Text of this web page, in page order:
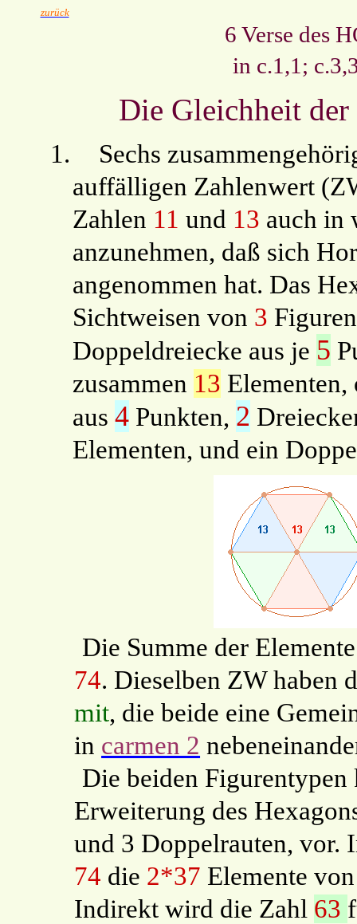
zurück
6 Verse des
in c.1,1;
Die Gleichheit
1.
Sechs
auffälligen Zahlenwert
Zahlen 11 und 13 auch in
anzunehmen, daß sich
angenommen hat. Das
Sichtweisen von 3
Doppeldreiecke aus je 5
zusammen 13 Elementen,
aus4 Punkten, 2
Elementen, und ein
Die Summe der
74. Dieselben ZW haben
mit, die beide eine
in carmen 2
Die beiden
Erweiterung des
und 3 Doppelrauten,
74 die 2*37 Elemente
Indirekt wird die Zahl 63